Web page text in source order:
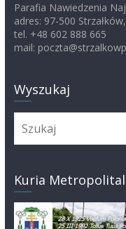
Parafia Nawiedzenia
adres: 97-500
tel. +48 602 888 665
mail:
Wyszukaj
Kuria